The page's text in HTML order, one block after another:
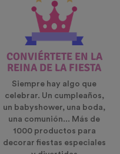
CONVIÉRTETE EN LA
REINA DE LA FIESTA
Siempre hay algo que
celebrar. Un cumpleaños,
un babyshower, una boda,
una comunión... Más de
1000 productos para
decorar fiestas especiales